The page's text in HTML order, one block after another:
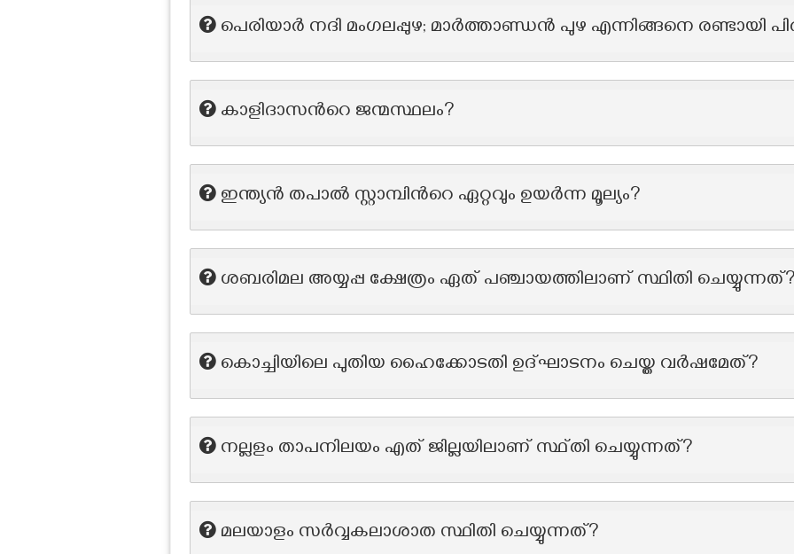
പെരിയാർ നദി മംഗലപ്പുഴ; മാർത്താണ്ഡൻ പുഴ എന്നിങ്ങനെ രണ്ടായി
കാളിദാസന്‍റെ ജന്മസ്ഥലം?
ഇന്ത്യൻ തപാൽ സ്റ്റാമ്പിന്‍റെ ഏറ്റവും ഉയർന്ന മൂല്യം?
ശബരിമല അയ്യപ്പ ക്ഷേത്രം ഏത് പഞ്ചായത്തിലാണ് സ്ഥിതി
കൊച്ചിയിലെ പുതിയ ഹൈക്കോടതി ഉദ്‌ഘാടനം ചെയ്ത വർഷമേത്?
നല്ലളം താപനിലയം എത് ജില്ലയിലാണ് സ്ഥ്തി ചെയ്യുന്നത്?
മലയാളം സര്‍വ്വകലാശാത സ്ഥിതി ചെയ്യുന്നത്?